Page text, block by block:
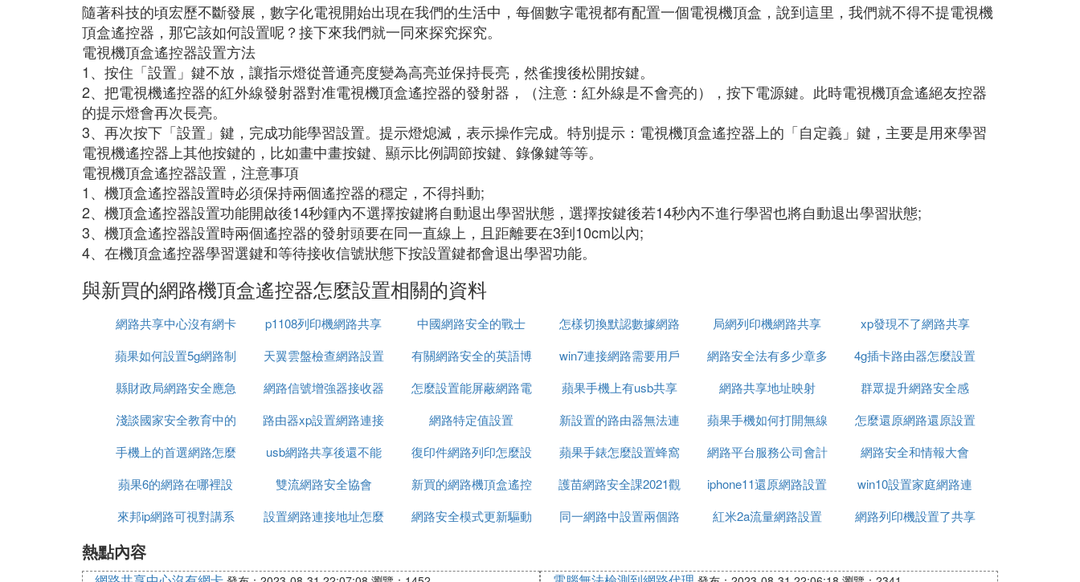
隨著科技的頃宏歷不斷發展，數字化電視開始出現在我們的生活中，每個數字電視都有配置一個電視機頂盒，說到這里，我們就不得不提電視機
頂盒遙控器，那它該如何設置呢？接下來我們就一同來探究探究。
電視機頂盒遙控器設置方法
1、按住「設置」鍵不放，讓指示燈從普通亮度變為高亮並保持長亮，然雀搜後松開按鍵。
2、把電視機遙控器的紅外線發射器對准電視機頂盒遙控器的發射器，（注意：紅外線是不會亮的），按下電源鍵。此時電視機頂盒遙絕友控器
的提示燈會再次長亮。
3、再次按下「設置」鍵，完成功能學習設置。提示燈熄滅，表示操作完成。特別提示：電視機頂盒遙控器上的「自定義」鍵，主要是用來學習
電視機遙控器上其他按鍵的，比如畫中畫按鍵、顯示比例調節按鍵、錄像鍵等等。
電視機頂盒遙控器設置，注意事項
1、機頂盒遙控器設置時必須保持兩個遙控器的穩定，不得抖動;
2、機頂盒遙控器設置功能開啟後14秒鍾內不選擇按鍵將自動退出學習狀態，選擇按鍵後若14秒內不進行學習也將自動退出學習狀態;
3、機頂盒遙控器設置時兩個遙控器的發射頭要在同一直線上，且距離要在3到10cm以內;
4、在機頂盒遙控器學習選鍵和等待接收信號狀態下按設置鍵都會退出學習功能。
與新買的網路機頂盒遙控器怎麼設置相關的資料
網路共享中心沒有網卡 p1108列印機網路共享 中國網路安全的戰士
怎樣切換默認數據網路
設置
局網列印機網路共享
xp發現不了網路共享
蘋果如何設置5g網路制
式
天翼雲盤檢查網路設置
有關網路安全的英語博
客作文
win7連接網路需要用戶
名密碼怎麼設置
網路安全法有多少章多
少條單選題
4g插卡路由器怎麼設置
網路
縣財政局網路安全應急
演練報價
網路信號增強器接收器
設置
怎麼設置能屏蔽網路電
話
蘋果手機上有usb共享
網路嗎
網路共享地址映射
群眾提升網路安全感
淺談國家安全教育中的
網路安全
路由器xp設置網路連接
無線路由器設置
網路特定值設置
新設置的路由器無法連
接網路連接
蘋果手機如何打開無線
網路設置方法
怎麼還原網路還原設置
手機上的首選網路怎麼
設置
usb網路共享後還不能
上網
復印件網路列印怎麼設
置
蘋果手錶怎麼設置蜂窩
網路電信網路
網路平台服務公司會計
科目設置
網路安全和情報大會
蘋果6的網路在哪裡設
置密碼
雙流網路安全協會
新買的網路機頂盒遙控
器怎麼設置
護苗網路安全課2021觀
後感
iphone11還原網路設置
有沒有影響
win10設置家庭網路連
接
來邦ip網路可視對講系
設置網路連接地址怎麼
網路安全模式更新驅動
同一網路中設置兩個路
紅米2a流量網路設置
網路列印機設置了共享
熱點內容